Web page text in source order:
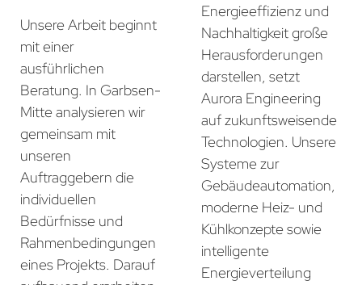
Unsere Arbeit beginnt
mit einer
ausführlichen
Beratung. In Garbsen-
Mitte analysieren wir
gemeinsam mit
unseren
Auftraggebern die
individuellen
Bedürfnisse und
Rahmenbedingungen
eines Projekts. Darauf
Energieeffizienz und
Nachhaltigkeit große
Herausforderungen
darstellen, setzt
Aurora Engineering
auf zukunftsweisende
Technologien. Unsere
Systeme zur
Gebäudeautomation,
moderne Heiz- und
Kühlkonzepte sowie
intelligente
Energieverteilung